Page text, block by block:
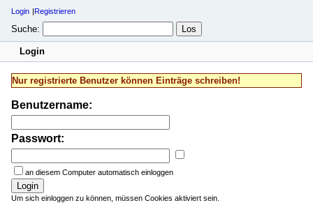
Login Registrieren
Suche:
Login
Nur registrierte Benutzer können Einträge schreiben!
Benutzername:
Passwort:
an diesem Computer automatisch einloggen
Login
Um sich einloggen zu können, müssen Cookies aktiviert sein.